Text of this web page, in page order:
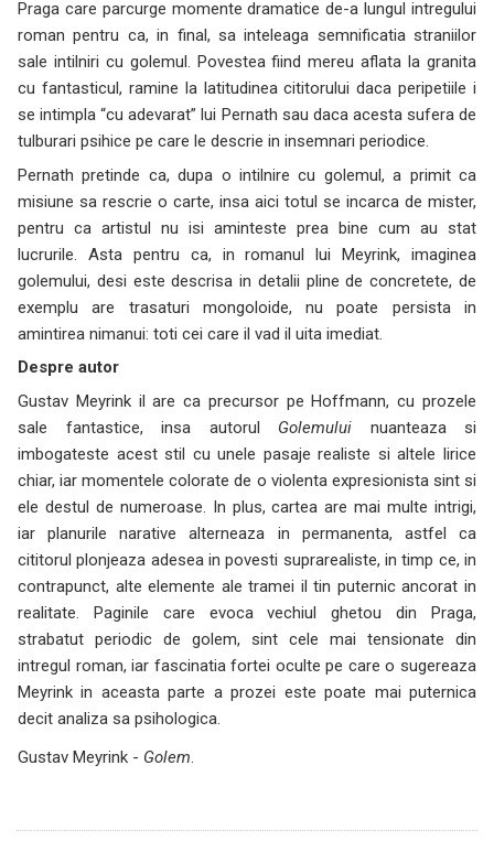
Praga care parcurge momente dramatice de-a lungul intregului
roman pentru ca, in final, sa inteleaga semnificatia straniilor
sale intilniri cu golemul. Povestea fiind mereu aflata la granita
cu fantasticul, ramine la latitudinea cititorului daca peripetiile i
se intimpla “cu adevarat” lui Pernath sau daca acesta sufera de
tulburari psihice pe care le descrie in insemnari periodice.
Pernath pretinde ca, dupa o intilnire cu golemul, a primit ca
misiune sa rescrie o carte, insa aici totul se incarca de mister,
pentru ca artistul nu isi aminteste prea bine cum au stat
lucrurile. Asta pentru ca, in romanul lui Meyrink, imaginea
golemului, desi este descrisa in detalii pline de concretete, de
exemplu are trasaturi mongoloide, nu poate persista in
amintirea nimanui: toti cei care il vad il uita imediat.
Despre autor
Gustav Meyrink il are ca precursor pe Hoffmann, cu prozele
sale fantastice, insa autorul Golemului nuanteaza si
imbogateste acest stil cu unele pasaje realiste si altele lirice
chiar, iar momentele colorate de o violenta expresionista sint si
ele destul de numeroase. In plus, cartea are mai multe intrigi,
iar planurile narative alterneaza in permanenta, astfel ca
cititorul plonjeaza adesea in povesti suprarealiste, in timp ce, in
contrapunct, alte elemente ale tramei il tin puternic ancorat in
realitate. Paginile care evoca vechiul ghetou din Praga,
strabatut periodic de golem, sint cele mai tensionate din
intregul roman, iar fascinatia fortei oculte pe care o sugereaza
Meyrink in aceasta parte a prozei este poate mai puternica
decit analiza sa psihologica.
Gustav Meyrink - Golem.